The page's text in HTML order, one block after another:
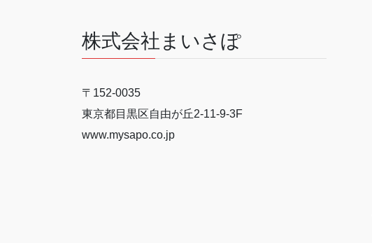
株式会社まいさぽ
〒152-0035
東京都目黒区自由が丘2-11-9-3F
www.mysapo.co.jp